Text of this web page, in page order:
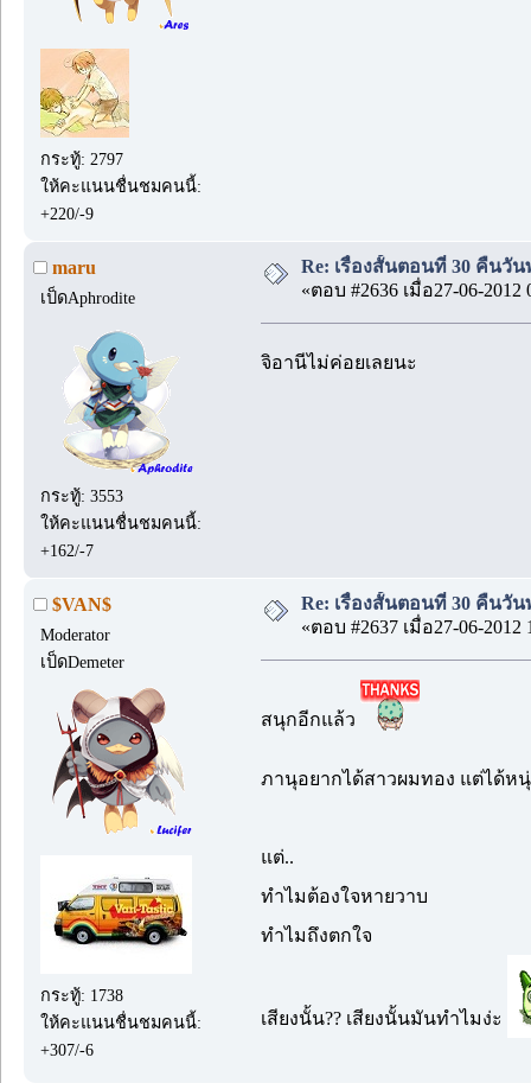
กระทู้: 2797
ให้คะแนนชื่นชมคนนี้:
+220/-9
maru
เป็ดAphrodite
กระทู้: 3553
ให้คะแนนชื่นชมคนนี้:
+162/-7
Re: เรื่องสั้นตอนที่ 30 คืนวั
«ตอบ #2636 เมื่อ27-06-2012
จิอานีไม่ค่อยเลยนะ
$VAN$
Moderator
เป็ดDemeter
กระทู้: 1738
ให้คะแนนชื่นชมคนนี้:
+307/-6
Re: เรื่องสั้นตอนที่ 30 คืนวั
«ตอบ #2637 เมื่อ27-06-2012
สนุกอีกแล้ว
ภานุอยากได้สาวผมทอง แต่ได้
แต่..
ทำไมต้องใจหายวาบ
ทำไมถึงตกใจ
เสียงนั้น?? เสียงนั้นมันทำไมง่ะ